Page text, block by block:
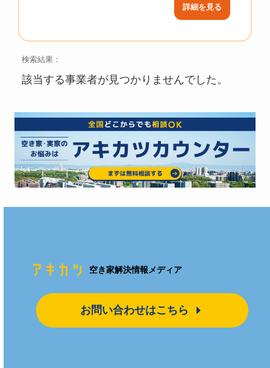
詳細を見る
検索結果：
該当する事業者が見つかりませんでした。
空き家解決情報メディア
お問い合わせはこちら